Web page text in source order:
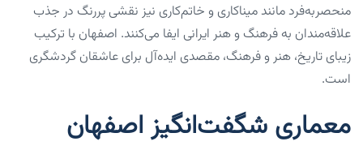
منحصربه‌فرد مانند میناکاری و خاتم‌کاری نیز نقشی پررنگ در جذب
علاقه‌مندان به فرهنگ و هنر ایرانی ایفا می‌کنند. اصفهان با ترکیب
زیبای تاریخ، هنر و فرهنگ، مقصدی ایده‌آل برای عاشقان گردشگری
است.
معماری شگفت‌انگیز اصفهان